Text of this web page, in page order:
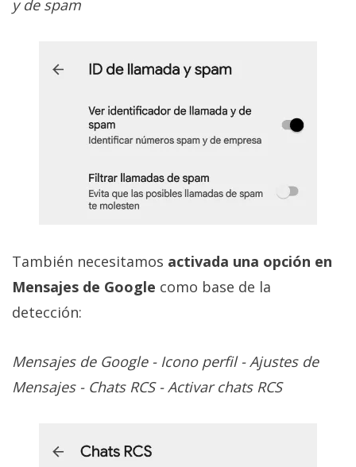
y de spam
También necesitamos activada una opción en
Mensajes de Google como base de la
detección:
Mensajes de Google - Icono perfil - Ajustes de
Mensajes - Chats RCS - Activar chats RCS